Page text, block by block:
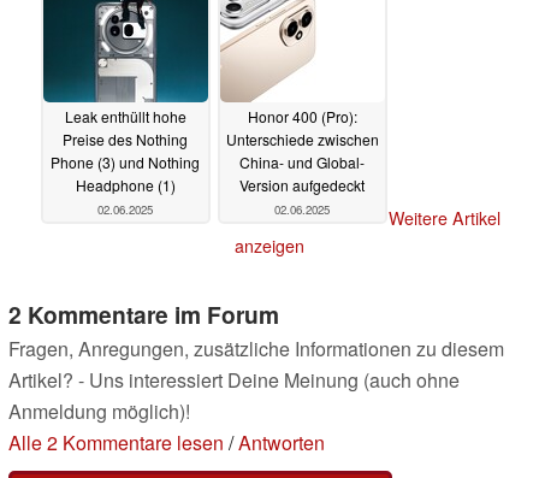
Leak enthüllt hohe
Preise des Nothing
Phone (3) und Nothing
Headphone (1)
02.06.2025
Honor 400 (Pro):
Unterschiede zwischen
China- und Global-
Version aufgedeckt
02.06.2025
Weitere Artikel
anzeigen
2 Kommentare im Forum
Fragen, Anregungen, zusätzliche Informationen zu diesem
Artikel? - Uns interessiert Deine Meinung (auch ohne
Anmeldung möglich)!
Alle 2 Kommentare lesen /Antworten